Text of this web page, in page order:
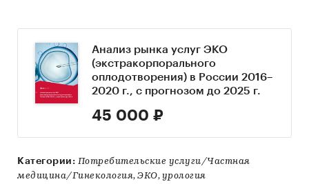
Анализ рынка услуг ЭКО
(экстракорпорального
оплодотворения) в России 2016–
2020 г., с прогнозом до 2025 г.
45 000 ₽
Категории: Потребительские услуги/Частная
медицина/Гинекология, ЭКО, урология